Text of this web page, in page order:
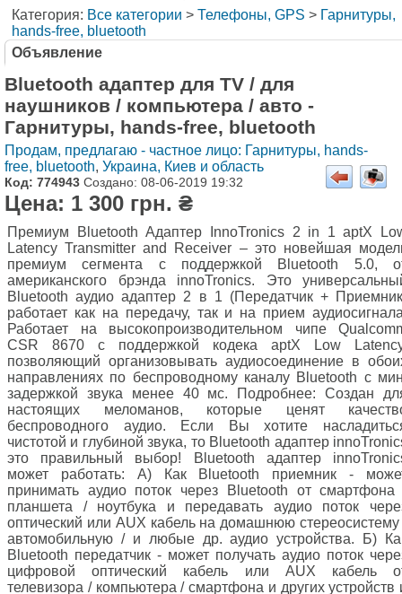
Категория: Все категории > Телефоны, GPS > Гарнитуры,
hands-free, bluetooth
Объявление
Bluetooth адаптер для TV / для
наушников / компьютера / авто -
Гарнитуры, hands-free, bluetooth
Продам, предлагаю - частное лицо: Гарнитуры, hands-
free, bluetooth, Украина, Киев и область
Код: 774943 Создано: 08-06-2019 19:32
Цена: 1 300 грн. ₴
Премиум Bluetooth Адаптер InnoTronics 2 in 1 aptX
Latency Transmitter and Receiver – это новейшая
премиум сегмента с поддержкой Bluetooth 5.0,
американского брэнда innoTronics. Это
Bluetooth аудио адаптер 2 в 1 (Передатчик +
работает как на передачу, так и на прием
Работает на высокопроизводительном чипе
CSR 8670 с поддержкой кодека aptX Low
позволяющий организовывать аудиосоединение в
направлениях по беспроводному каналу Bluetooth с
задержкой звука менее 40 мс. Подробнее: Создан
настоящих меломанов, которые ценят
беспроводного аудио. Если Вы хотите
чистотой и глубиной звука, то Bluetooth адаптер
это правильный выбор! Bluetooth адаптер
может работать: А) Как Bluetooth приемник -
принимать аудио поток через Bluetooth от смартфона
планшета / ноутбука и передавать аудио поток
оптический или AUX кабель на домашнюю стереосистему
автомобильную / и любые др. аудио устройства. Б)
Bluetooth передатчик - может получать аудио поток
цифровой оптический кабель или AUX кабель
телевизора / компьютера / смартфона и других устройств